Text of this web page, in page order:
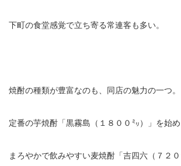
下町の食堂感覚で立ち寄る常連客も多い。
焼酎の種類が豊富なのも、同店の魅力の一つ。
定番の芋焼酎「黒霧島（１８００㍉）」を始め
まろやかで飲みやすい麦焼酎「吉四六（７２